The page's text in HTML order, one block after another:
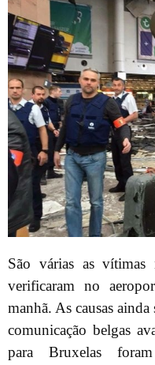
São várias as vítimas
verificaram no
manhã. As causas
comunicação belgas
para Bruxelas